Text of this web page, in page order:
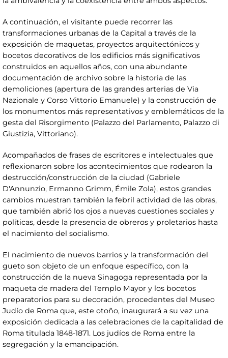
A continuación, el visitante puede recorrer las
transformaciones urbanas de la Capital a través de la
exposición de maquetas, proyectos arquitectónicos y
bocetos decorativos de los edificios más significativos
construidos en aquellos años, con una abundante
documentación de archivo sobre la historia de las
demoliciones (apertura de las grandes arterias de Via
Nazionale y Corso Vittorio Emanuele) y la construcción de
los monumentos más representativos y emblemáticos de la
gesta del Risorgimento (Palazzo del Parlamento, Palazzo di
Giustizia, Vittoriano).
Acompañados de frases de escritores e intelectuales que
reflexionaron sobre los acontecimientos que rodearon la
destrucción/construcción de la ciudad (Gabriele
D'Annunzio, Ermanno Grimm, Émile Zola), estos grandes
cambios muestran también la febril actividad de las obras,
que también abrió los ojos a nuevas cuestiones sociales y
políticas, desde la presencia de obreros y proletarios hasta
el nacimiento del socialismo.
El nacimiento de nuevos barrios y la transformación del
gueto son objeto de un enfoque específico, con la
construcción de la nueva Sinagoga representada por la
maqueta de madera del Templo Mayor y los bocetos
preparatorios para su decoración, procedentes del Museo
Judío de Roma que, este otoño, inaugurará a su vez una
exposición dedicada a las celebraciones de la capitalidad de
Roma titulada 1848-1871. Los judíos de Roma entre la
segregación y la emancipación.